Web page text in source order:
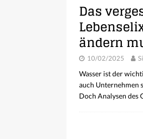
Das
ändern
10/02/2025
Wasser ist der
auch Unternehmen
Doch Analysen des